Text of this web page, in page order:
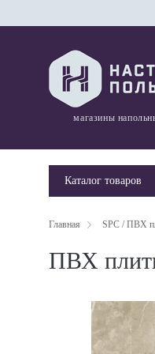
магазины
Каталог товаров
Главная SPC / ПВХ
ПВХ